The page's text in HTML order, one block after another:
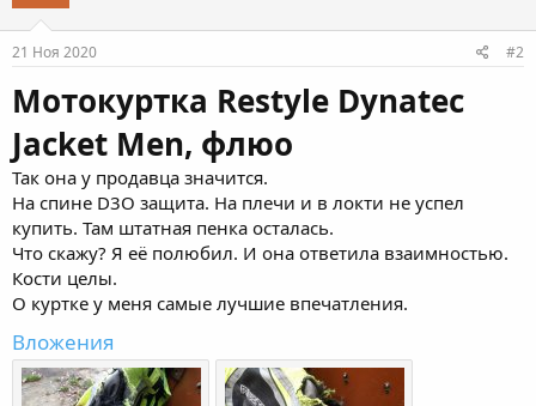
o
n
s
21 Ноя 2020 #2
Мотокуртка Restyle Dynatec
Jacket Men, флюо
Так она у продавца значится.
На спине D3O защита. На плечи и в локти не успел
купить. Там штатная пенка осталась.
Что скажу? Я её полюбил. И она ответила взаимностью.
Кости целы.
О куртке у меня самые лучшие впечатления.
Вложения